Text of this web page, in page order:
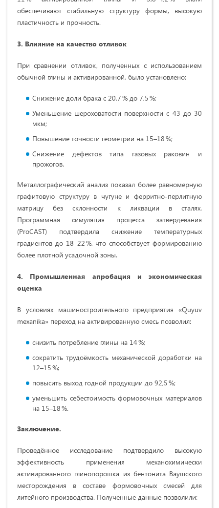
обеспечивают стабильную структуру формы, высокую
пластичность и прочность.
3. Влияние на качество отливок
При сравнении отливок, полученных с использованием
обычной глины и активированной, было установлено:
Снижение доли брака с 20,7 % до 7,5 %;
Уменьшение шероховатости поверхности с 43 до 30
мкм;
Повышение точности геометрии на 15–18 %;
Снижение дефектов типа газовых раковин и
прожогов.
Металлографический анализ показал более равномерную
графитовую структуру в чугуне и ферритно-перлитную
матрицу без склонности к ликвации в сталях.
Программная симуляция процесса затвердевания
(ProCAST) подтвердила снижение температурных
градиентов до 18–22 %, что способствует формированию
более плотной усадочной зоны.
4. Промышленная апробация и экономическая
оценка
В условиях машиностроительного предприятия «Quyuv
mexanika» переход на активированную смесь позволил:
снизить потребление глины на 14 %;
сократить трудоёмкость механической доработки на
12–15 %;
повысить выход годной продукции до 92,5 %;
уменьшить себестоимость формовочных материалов
на 15–18 %.
Заключение.
Проведённое исследование подтвердило высокую
эффективность применения механохимически
активированного глинопорошка из бентонита Ваушского
месторождения в составе формовочных смесей для
литейного производства. Полученные данные позволили: